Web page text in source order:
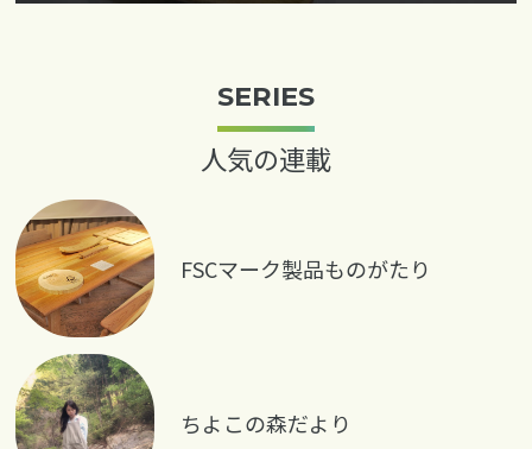
SERIES
人気の連載
FSCマーク製品ものがたり
ちよこの森だより